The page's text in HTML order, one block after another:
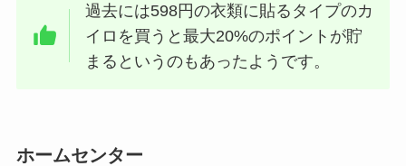
過去には598円の衣類に貼るタイプのカ
イロを買うと最大20%のポイントが貯
まるというのもあったようです。
ホームセンター